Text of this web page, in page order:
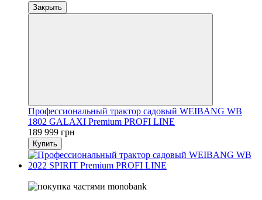
Закрыть
Профессиональный трактор садовый WEIBANG WB
1802 GALAXI Premium PROFI LINE
189 999 грн
Купить